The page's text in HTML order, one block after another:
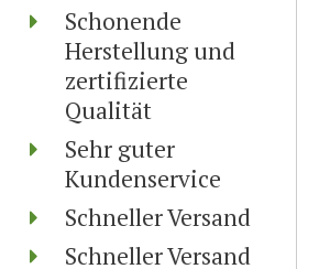
Schonende
Herstellung und
zertifizierte
Qualität
Sehr guter
Kundenservice
Schneller Versand
Schneller Versand